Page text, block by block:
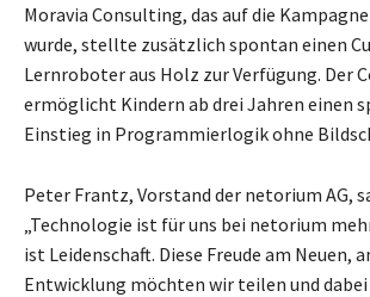
Moravia Consulting, das auf die
wurde, stellte zusätzlich spontan einen
Lernroboter aus Holz zur Verfügung. Der
ermöglicht Kindern ab drei Jahren einen
Einstieg in Programmierlogik ohne
Peter Frantz, Vorstand der netorium AG,
„Technologie ist für uns bei netorium
ist Leidenschaft. Diese Freude am Neuen,
Entwicklung möchten wir teilen und